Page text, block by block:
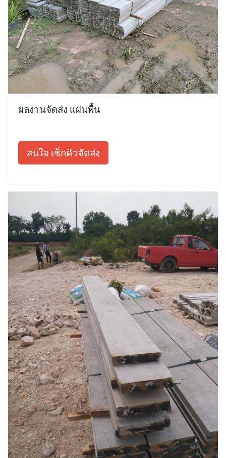
ผลงานจัดส่ง แผ่นพื้น
สนใจ เช็กคิวจัดส่ง